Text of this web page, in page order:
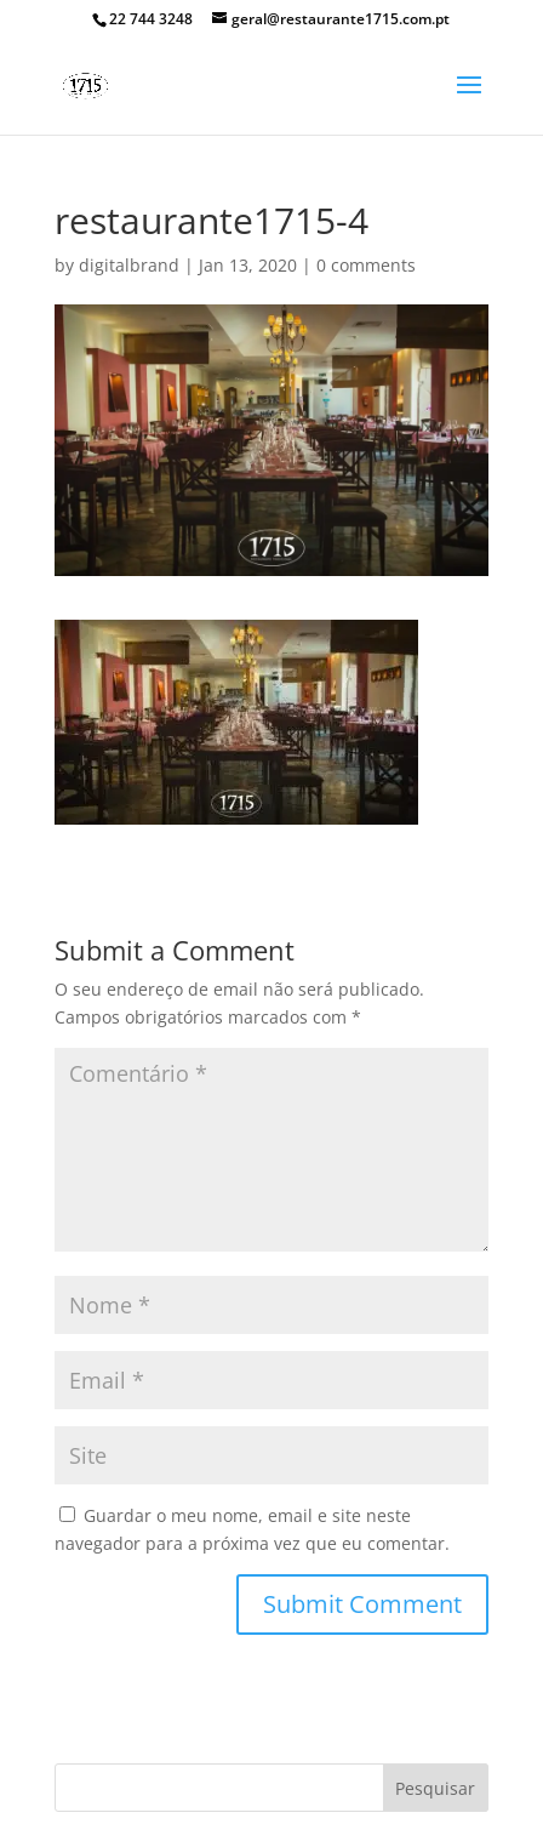
22 744 3248 geral@restaurante1715.com.pt
restaurante1715-4
by digitalbrand | Jan 13, 2020| 0 comments
Submit a Comment
O seu endereço de email não será publicado.
Campos obrigatórios marcados com *
Guardar o meu nome, email e site neste
navegador para a próxima vez que eu comentar.